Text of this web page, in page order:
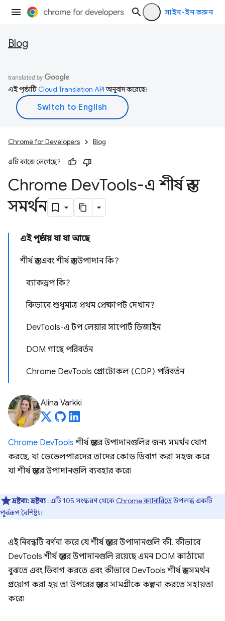
সাইন-ইন করুন
Blog
এই পৃষ্ঠাটিCloud Translation APIঅনুবাদ করেছে।
Chrome for Developers Blog
এটি কাজে লেগেছে?
Chrome DevTools-এ শীর্ষ স্তর
সমর্থন
এই পৃষ্ঠায় যা যা আছে
শীর্ষ স্তর এবং শীর্ষ স্তর উপাদান কি?
ব্যাকড্রপ কি?
কিভাবে শুধুমাত্র প্রথম প্রেক্ষাপট দেখান?
DevTools-এ টপ লেয়ার সাপোর্ট ডিজাইন
DOM গাছে পরিবর্তন
Chrome DevTools প্রোটোকল (CDP) পরিবর্তন
Alina Varkki
Chrome DevTools শীর্ষ স্তরের উপাদানগুলির জন্য সমর্থন যোগ
করছে, যা ডেভেলপারদের তাদের কোড ডিবাগ করা সহজ করে
যা শীর্ষ স্তরের উপাদানগুলি ব্যবহার করে৷
দ্রষ্টব্য:দ্রষ্টব্য: এটি 105 সংস্করণ থেকে Chrome ক্যানারিতেউপলব্ধ একটি
পূর্বরূপ বৈশিষ্ট্য।
এই নিবন্ধটি বর্ণনা করে যে শীর্ষ স্তরের উপাদানগুলি কী, কীভাবে
DevTools শীর্ষ স্তরের উপাদানগুলি রয়েছে এমন DOM কাঠামো
বুঝতে এবং ডিবাগ করতে এবং কীভাবে DevTools শীর্ষ স্তর সমর্থন
প্রয়োগ করা হয় তা উপরের স্তরের সামগ্রীকে কল্পনা করতে সহায়তা
করে৷